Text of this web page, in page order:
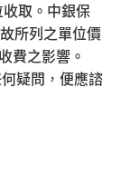
取。中銀保
所列之單位價
費之影響。
疑問，便應諮
循「預設投
可於「預設
書」發出日
5月15日